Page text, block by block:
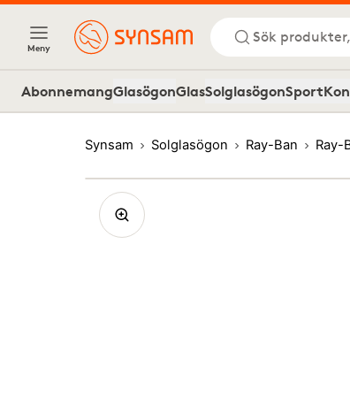
Meny
Sök
AbonnemangGlasögonGlasSolglasögonSport
Synsam Solglasögon Ray-Ban Ray-